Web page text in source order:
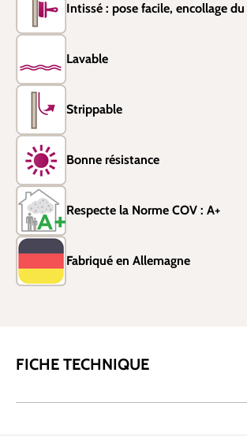
Intissé : pose facile, encollage
Lavable
Strippable
Bonne résistance
Respecte la Norme COV : A+
Fabriqué en Allemagne
FICHE TECHNIQUE